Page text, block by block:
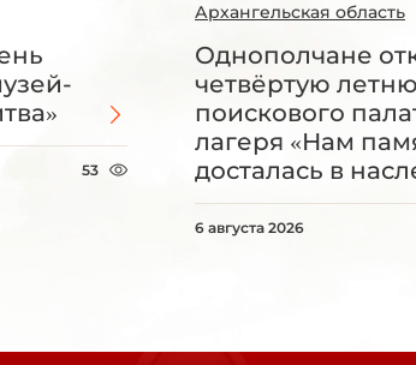
53
Архангельская область
Однополчане
четвёртую
поискового
лагеря «Нам
досталась в
6 августа 2026